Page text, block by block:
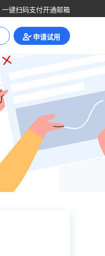
一键扫码支付开通邮箱
申请试用